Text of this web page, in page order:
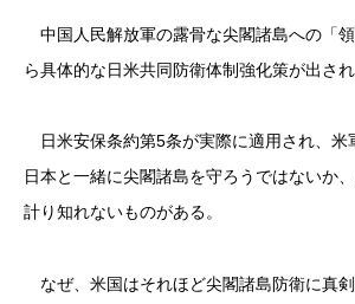
中国人民解放軍の露骨な尖閣諸島への「
ら具体的な日米共同防衛体制強化策が出され
日米安保条約第5条が実際に適用され、米
日本と一緒に尖閣諸島を守ろうではないか
計り知れないものがある。
なぜ、米国はそれほど尖閣諸島防衛に真